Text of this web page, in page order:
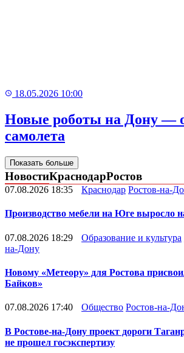
18.05.2026 10:00
Новые роботы на Дону —
самолета
Показать больше
НовостиКраснодарРостов
07.08.2026 18:35 Краснодар Ростов-на-
Производство мебели на Юге выросло
07.08.2026 18:29 Образование и культура
на-Дону
Новому «Метеору» для Ростова
Байков»
07.08.2026 17:40 Общество Ростов-на-
В Ростове-на-Дону проект дороги
не прошел госэкспертизу